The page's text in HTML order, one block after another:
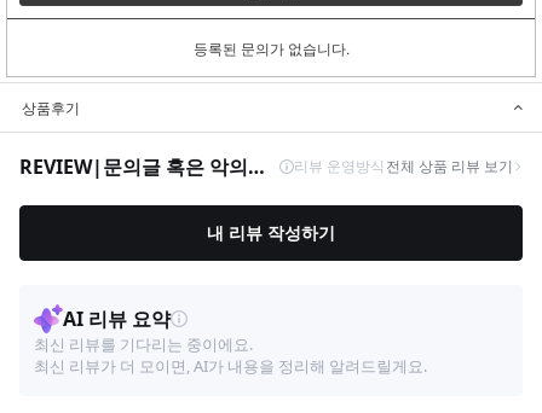
등록된 문의가 없습니다.
상품후기